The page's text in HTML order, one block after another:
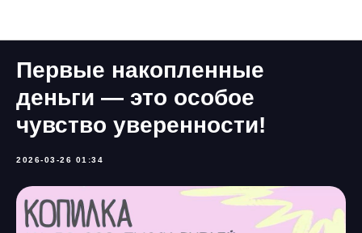
Первые накопленные
деньги — это особое
чувство уверенности!
2026-03-26 01:34